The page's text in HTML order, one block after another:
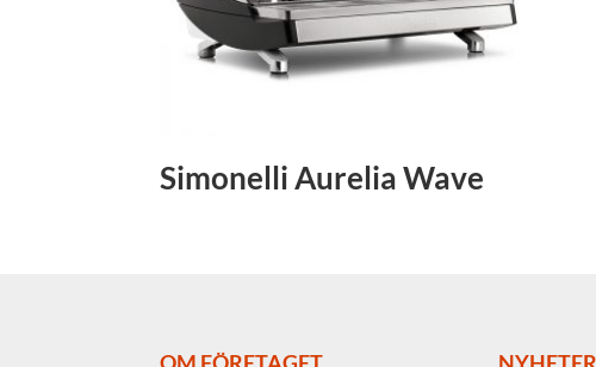
Simonelli Aurelia Wave